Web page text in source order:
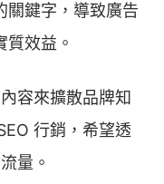
關鍵字，導致廣告
效益。
容來擴散品牌知
行銷，希望透
量。